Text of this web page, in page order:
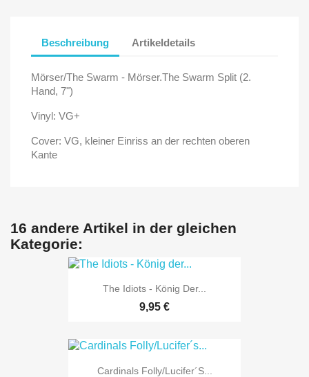
Beschreibung Artikeldetails
Mörser/The Swarm - Mörser.The Swarm Split (2.
Hand, 7")
Vinyl: VG+
Cover: VG, kleiner Einriss an der rechten oberen
Kante
16 andere Artikel in der gleichen
Kategorie:
The Idiots - König Der...
9,95 €
Cardinals Folly/Lucifer´s...